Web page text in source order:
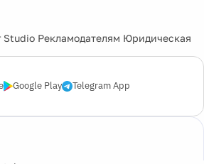
Studio Рекламодателям Юридическая
Google Play Telegram App